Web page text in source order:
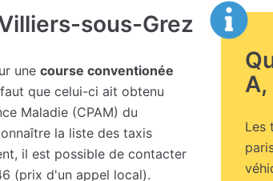
sous-Grez
une course conventionée
que celui-ci ait obtenu
Maladie (CPAM) du
la liste des taxis
il est possible de contacter
(prix d'un appel local).
A,
Les